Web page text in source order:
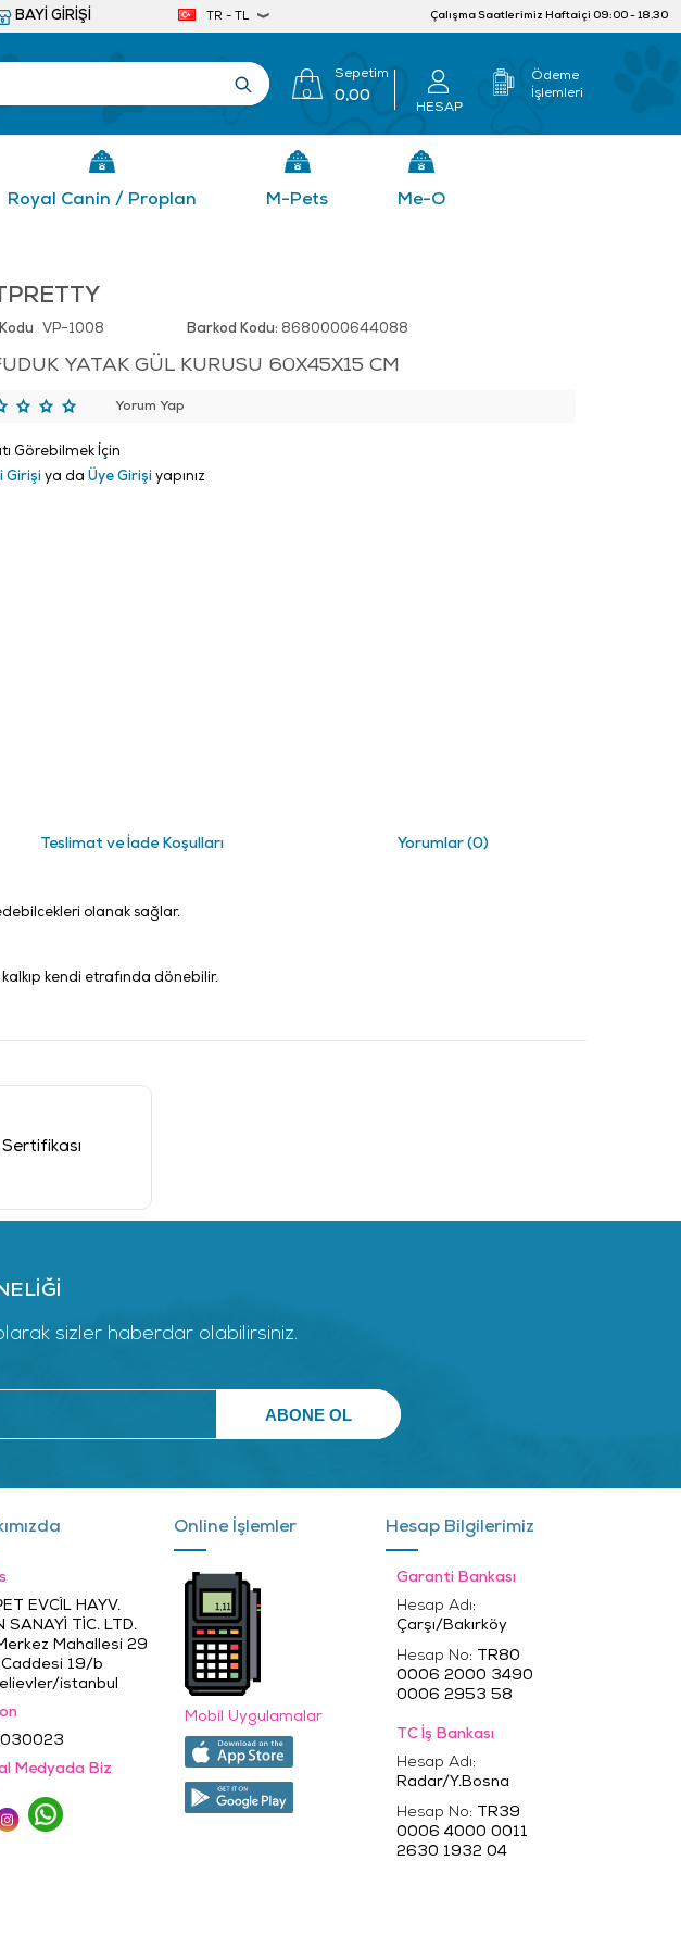
BAYI GIRIŞI TR - TL Çalışma Saatlerimiz Haftaiçi 09:00 - 18.30
Sepetim
0,00
0
HESAP
Ödeme
İşlemleri
Royal Canin / Proplan M-Pets Me-O
: VP-1008 Barkod Kodu: 8680000644088
YATAK GÜL KURUSU 60X45X15 CM
Yorum Yap
Görebilmek İçin
Girişi ya da Üye Girişi yapınız
Teslimat ve İade Koşulları Yorumlar (0)
olanak sağlar.
kendi etrafında dönebilir.
sizler haberdar olabilirsiniz.
EVCİL HAYV.
SANAYİ TİC. LTD.
Mahallesi 29
Caddesi 19/b
istanbul
Medyada Biz
Online İşlemler
Mobil Uygulamalar
Hesap Bilgilerimiz
Garanti Bankası
Hesap Adı:
Çarşı/Bakırköy
Hesap No: TR80
0006 2000 3490
0006 2953 58
TC İş Bankası
Hesap Adı:
Radar/Y.Bosna
Hesap No: TR39
0006 4000 0011
2630 1932 04